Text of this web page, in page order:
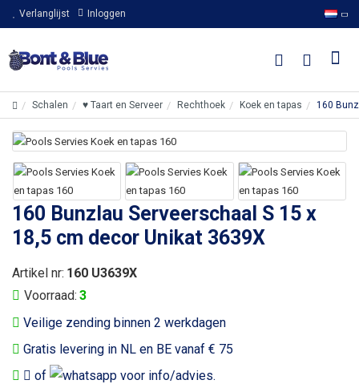
Verlanglijst Inloggen
Schalen ♥ Taart en Serveer Rechthoek Koek en tapas 160
160 Bunzlau Serveerschaal S 15 x
18,5 cm decor Unikat 3639X
Veilige zending binnen 2 werkdagen
Gratis levering in NL en BE vanaf € 75
of
voor info/advies.
Voorraad: 3
Artikel nr: 160 U3639X